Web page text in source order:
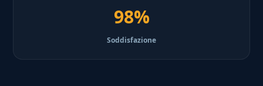
98%
Soddisfazione